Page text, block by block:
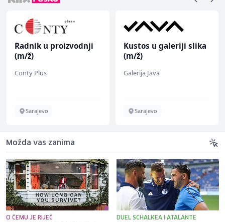
Radnik u proizvodnji
(m/ž)
Conty Plus
Sarajevo
Kustos u galeriji slika
(m/ž)
Galerija Java
Sarajevo
Možda vas zanima
O ČEMU JE RIJEČ DUEL SCHALKEA I ATALANTE